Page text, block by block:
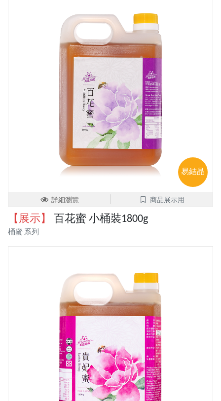
易結晶
詳細瀏覽 商品展示用
【展示】 百花蜜 小桶裝1800g
桶蜜 系列